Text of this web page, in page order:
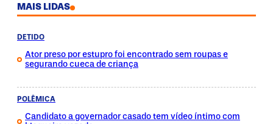
MAIS LIDAS
DETIDO
Ator preso por estupro foi encontrado sem roupas e
segurando cueca de criança
POLÊMICA
Candidato a governador casado tem vídeo íntimo com